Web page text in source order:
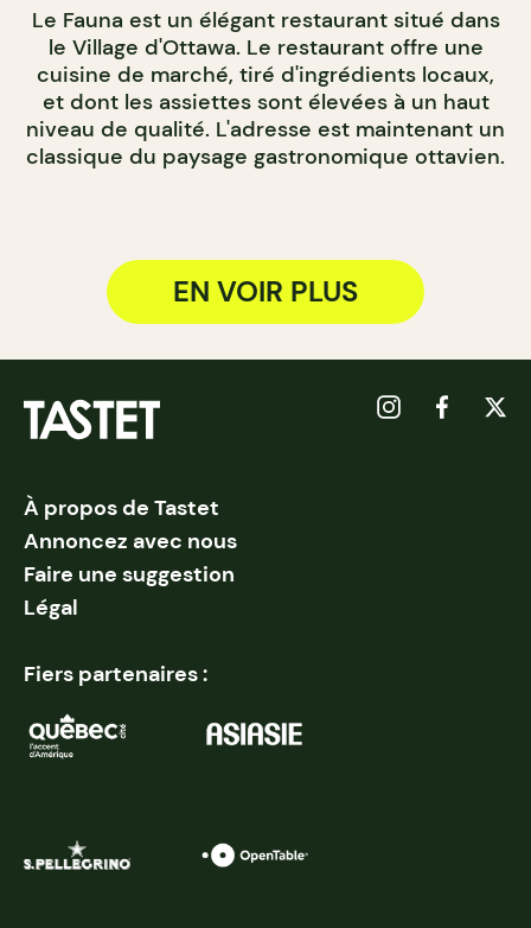
Le Fauna est un élégant restaurant situé dans
le Village d'Ottawa. Le restaurant offre une
cuisine de marché, tiré d'ingrédients locaux,
et dont les assiettes sont élevées à un haut
niveau de qualité. L'adresse est maintenant un
classique du paysage gastronomique ottavien.
EN VOIR PLUS
À propos de Tastet
Annoncez avec nous
Faire une suggestion
Légal
Fiers partenaires :